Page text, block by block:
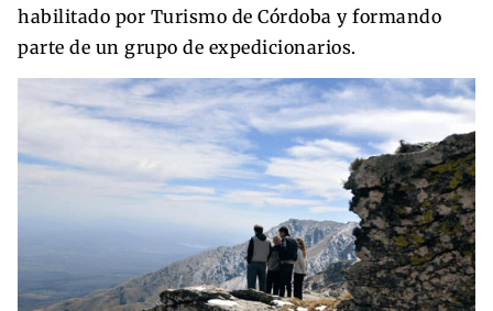
habilitado por Turismo de Córdoba y formando
parte de un grupo de expedicionarios.